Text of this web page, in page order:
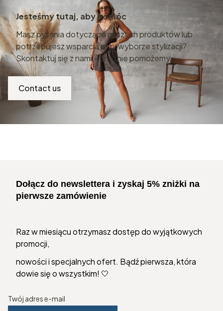
Jesteśmy tutaj, aby pomóc
Masz pytania dotyczące naszych produktów lub
potrzebujesz wsparcia przy wyborze stylizacji?
Skontaktuj się z nami – chętnie pomożemy.
Contact us
Dołącz do newslettera i zyskaj 5% zniżki na
pierwsze zamówienie
Raz w miesiącu otrzymasz dostęp do wyjątkowych
promocji,
nowości i specjalnych ofert. Bądź pierwsza, która
dowie się o wszystkim! 🤍
Twój adres e-mail